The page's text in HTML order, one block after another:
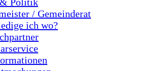
/ Gemeinderat
ich wo?